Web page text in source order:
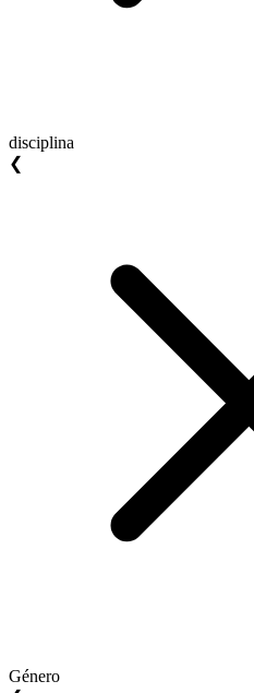
disciplina
❮
Género